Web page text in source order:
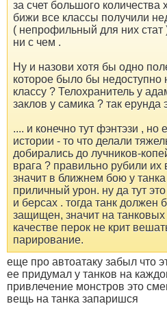
за счет большого количества
бижи все классы получили
( непрофильный для них стат
ни с чем .
Ну и назови хотя бы одно
которое было бы недоступно
классу ? Телохранитель у
заклов у самика ? так ерунда
.... и конечно тут фэнтэзи , но
истории - то что делали
добирались до лучников-
врага ? правильно рубили их
значит в ближнем бою у
приличный урон. ну да тут
и берсах . тогда танк должен
защищен, значит на
качестве перок не крит
парирование.
еще про автоатаку забыл что
ее придумал у танков на
привлечение монстров это
вещь на танка запаришся